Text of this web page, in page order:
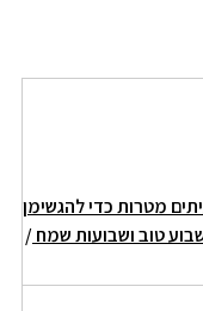
מטרות כדי להגשימן
טוב ושבועות שמח/